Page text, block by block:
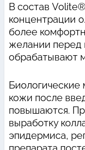
В состав
концентрации
более
желании перед
обрабатывают
Биологические
кожи после
повышаются.
выработку
эпидермиса,